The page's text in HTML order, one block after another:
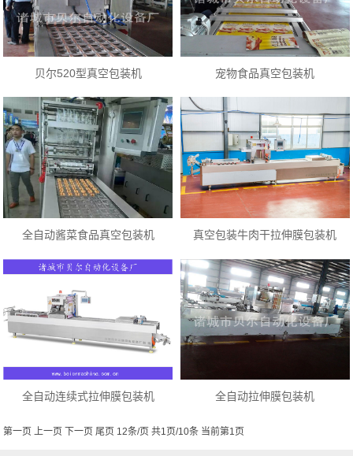
贝尔520型真空包装机 宠物食品真空包装机
全自动酱菜食品真空包装机 真空包装牛肉干拉伸膜包装机
全自动连续式拉伸膜包装机 全自动拉伸膜包装机
第一页 上一页 下一页 尾页 12条/页 共1页/10条 当前第1页